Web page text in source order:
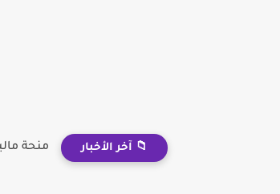
📁 آخر الأخبار منحة